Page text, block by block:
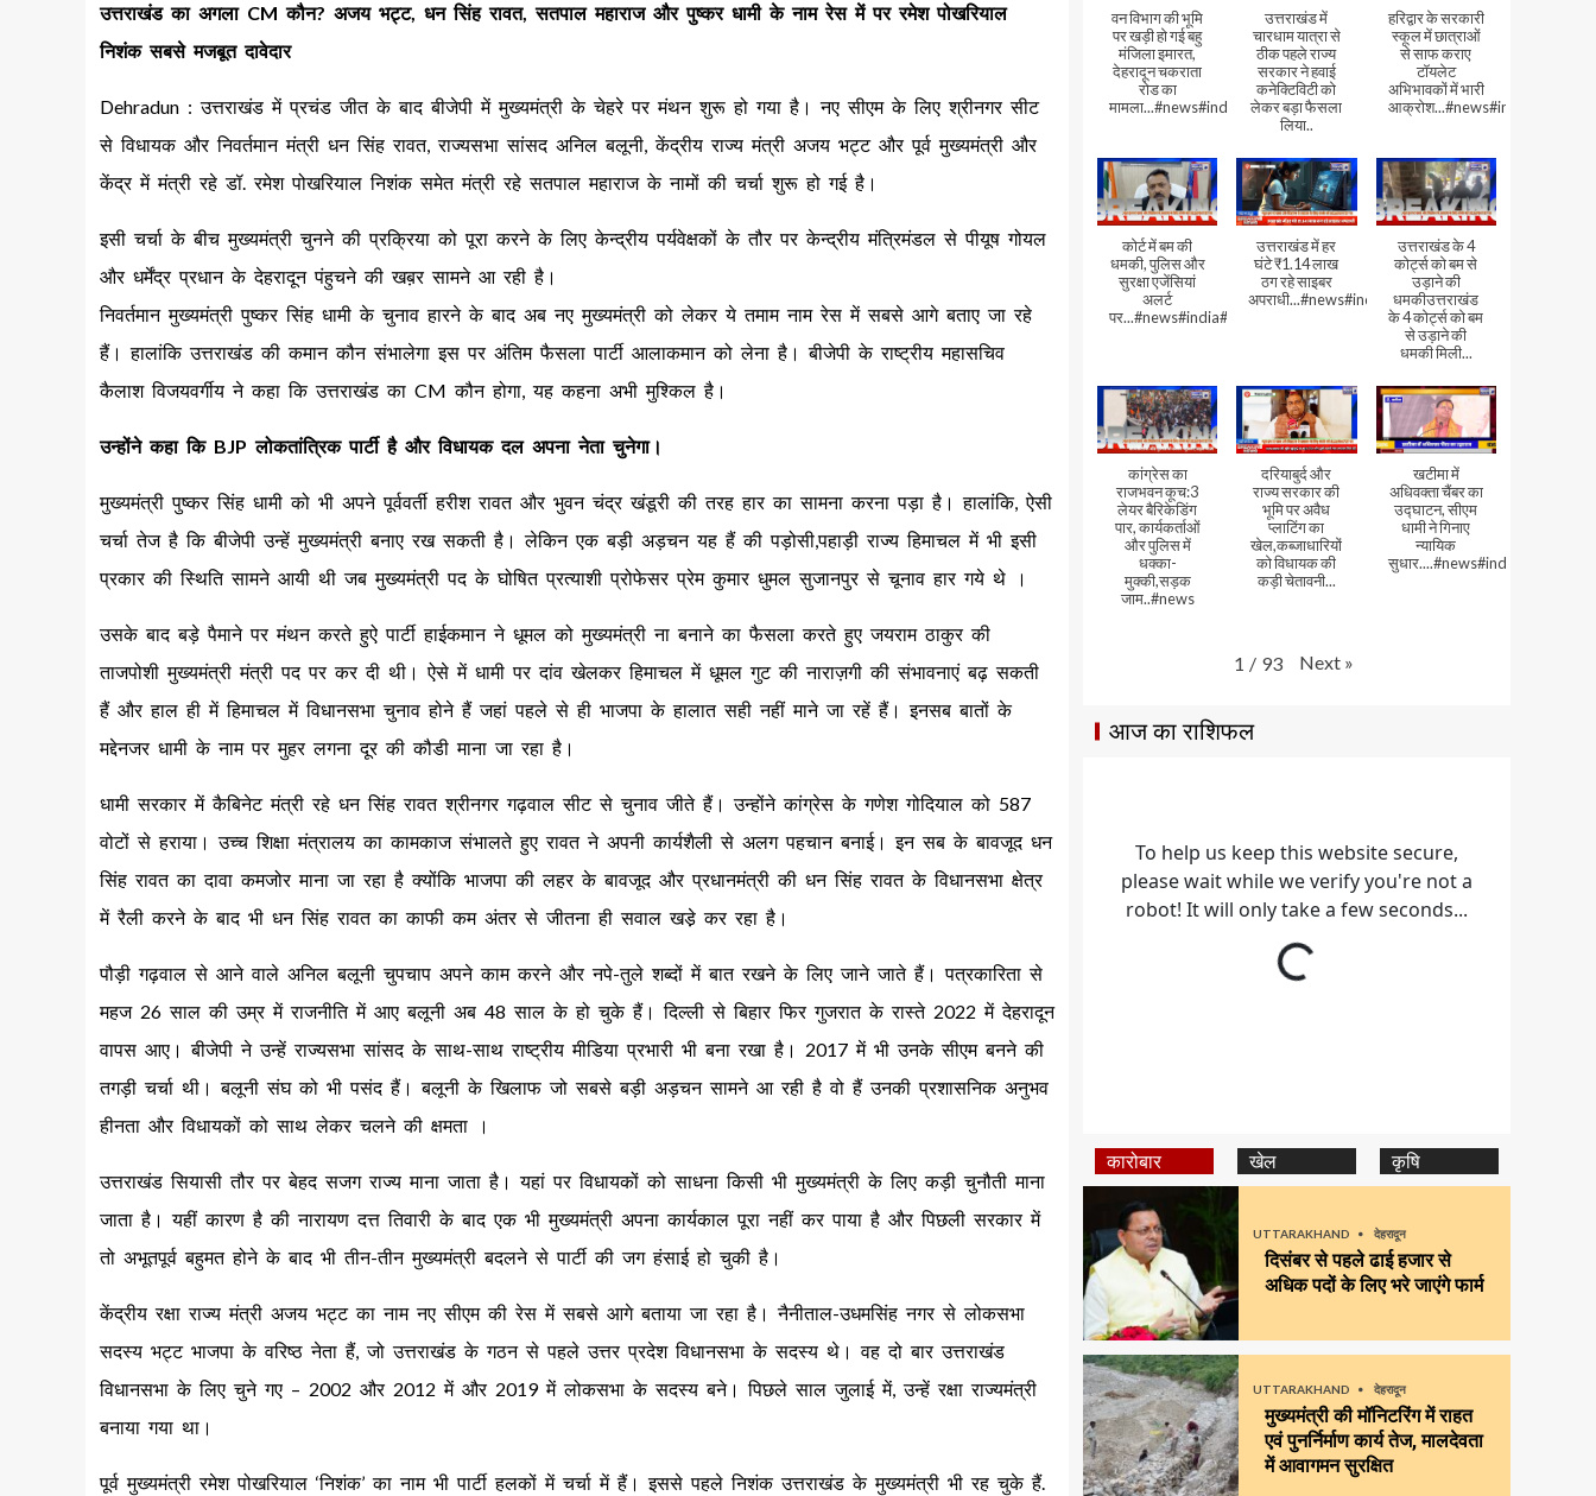
उत्तराखंड का अगला CM कौन? अजय भट्ट, धन सिंह रावत, सतपाल महाराज और पुष्कर धामी के नाम रेस में पर रमेश पोखरियाल
निशंक सबसे मजबूत दावेदार
Dehradun : उत्तराखंड में प्रचंड जीत के बाद बीजेपी में मुख्यमंत्री के चेहरे पर मंथन शुरू हो गया है। नए सीएम के लिए श्रीनगर सीट
से विधायक और निवर्तमान मंत्री धन सिंह रावत, राज्यसभा सांसद अनिल बलूनी, केंद्रीय राज्य मंत्री अजय भट्ट और पूर्व मुख्यमंत्री और
केंद्र में मंत्री रहे डॉ. रमेश पोखरियाल निशंक समेत मंत्री रहे सतपाल महाराज के नामों की चर्चा शुरू हो गई है।
इसी चर्चा के बीच मुख्यमंत्री चुनने की प्रक्रिया को पूरा करने के लिए केन्द्रीय पर्यवेक्षकों के तौर पर केन्द्रीय मंत्रिमंडल से पीयूष गोयल
और धर्मेंद्र प्रधान के देहरादून पंहुचने की खब़र सामने आ रही है।
निवर्तमान मुख्यमंत्री पुष्कर सिंह धामी के चुनाव हारने के बाद अब नए मुख्यमंत्री को लेकर ये तमाम नाम रेस में सबसे आगे बताए जा रहे
हैं। हालांकि उत्तराखंड की कमान कौन संभालेगा इस पर अंतिम फैसला पार्टी आलाकमान को लेना है। बीजेपी के राष्ट्रीय महासचिव
कैलाश विजयवर्गीय ने कहा कि उत्तराखंड का CM कौन होगा, यह कहना अभी मुश्किल है।
उन्होंने कहा कि BJP लोकतांत्रिक पार्टी है और विधायक दल अपना नेता चुनेगा।
मुख्यमंत्री पुष्कर सिंह धामी को भी अपने पूर्ववर्ती हरीश रावत और भुवन चंद्र खंडूरी की तरह हार का सामना करना पड़ा है। हालांकि, ऐसी
चर्चा तेज है कि बीजेपी उन्‍हें मुख्‍यमंत्री बनाए रख सकती है। लेकिन एक बड़ी अड़चन यह हैं की पड़ोसी,पहाड़ी राज्य हिमाचल में भी इसी
प्रकार की स्थिति सामने आयी थी जब मुख्यमंत्री पद के घोषित प्रत्याशी प्रोफेसर प्रेम कुमार धुमल सुजानपुर से चूनाव हार गये थे ।
उसके बाद बड़े पैमाने पर मंथन करते हुऐ पार्टी हाईकमान ने धूमल को मुख्यमंत्री ना बनाने का फैसला करते हुए जयराम ठाकुर की
ताजपोशी मुख्यमंत्री मंत्री पद पर कर दी थी। ऐसे में धामी पर दांव खेलकर हिमाचल में धूमल गुट की नाराज़गी की संभावनाएं बढ़ सकती
हैं और हाल ही में हिमाचल में विधानसभा चुनाव होने हैं जहां पहले से ही भाजपा के हालात सही नहीं माने जा रहें हैं। इन‌सब‌ बातों के
मद्देनजर धामी के नाम पर मुहर लगना दूर की कौडी माना जा रहा है।
धामी सरकार में कैबिनेट मंत्री रहे धन सिंह रावत श्रीनगर गढ़वाल सीट से चुनाव जीते हैं। उन्होंने कांग्रेस के गणेश गोदियाल को 587
वोटों से हराया। उच्च शिक्षा मंत्रालय का कामकाज संभालते हुए रावत ने अपनी कार्यशैली से अलग पहचान बनाई। इन सब के बावजूद धन
सिंह रावत का दावा कमजोर माना जा रहा है क्योंकि भाजपा की लहर के बावजूद और प्रधानमंत्री की धन सिंह रावत के विधानसभा क्षेत्र
में रैली करने के बाद भी धन सिंह रावत का काफी कम अंतर से जीतना ही सवाल खडे़ कर रहा है।
पौड़ी गढ़वाल से आने वाले अनिल बलूनी चुपचाप अपने काम करने और नपे-तुले शब्दों में बात रखने के लिए जाने जाते हैं। पत्रकारिता से
महज 26 साल की उम्र में राजनीति में आए बलूनी अब 48 साल के हो चुके हैं। दिल्ली से बिहार फिर गुजरात के रास्ते 2022 में देहरादून
वापस आए। बीजेपी ने उन्‍हें राज्‍यसभा सांसद के साथ-साथ राष्ट्रीय मीडिया प्रभारी भी बना रखा है। 2017 में भी उनके सीएम बनने की
तगड़ी चर्चा थी। बलूनी संघ को भी पसंद हैं। बलूनी के खिलाफ जो सबसे बड़ी अड़चन सामने आ रही है वो हैं उनकी प्रशासनिक अनुभव
हीनता और विधायकों को साथ लेकर चलने की क्षमता ।
उत्तराखंड सियासी तौर पर बेहद सजग राज्य माना जाता है। यहां पर विधायकों को साधना किसी भी मुख्यमंत्री के लिए कड़ी चुनौती माना
जाता है। यहीं कारण है की नारायण दत्त तिवारी के बाद एक भी मुख्यमंत्री अपना कार्यकाल पूरा नहीं कर पाया है और पिछली सरकार में
तो अभूतपूर्व बहुमत होने के बाद भी तीन-तीन मुख्यमंत्री बदलने से पार्टी की जग हंसाई हो चुकी है।
केंद्रीय रक्षा राज्य मंत्री अजय भट्ट का नाम नए सीएम की रेस में सबसे आगे बताया जा रहा है। नैनीताल-उधमसिंह नगर से लोकसभा
सदस्य भट्ट भाजपा के वरिष्ठ नेता हैं, जो उत्तराखंड के गठन से पहले उत्तर प्रदेश विधानसभा के सदस्य थे। वह दो बार उत्तराखंड
विधानसभा के लिए चुने गए – 2002 और 2012 में और 2019 में लोकसभा के सदस्य बने। पिछले साल जुलाई में, उन्हें रक्षा राज्यमंत्री
बनाया गया था।
पूर्व मुख्यमंत्री रमेश पोखरियाल ‘निशंक’ का नाम भी पार्टी हलकों में चर्चा में हैं। इससे पहले निशंक उत्तराखंड के मुख्यमंत्री भी रह चुके हैं.
वन विभाग की भूमि
पर खड़ी हो गई बहु
मंजिला इमारत,
देहरादून चकराता
रोड का
मामला...#news#india#video
उत्तराखंड में
चारधाम यात्रा से
ठीक पहले राज्य
सरकार ने हवाई
कनेक्टिविटी को
लेकर बड़ा फैसला
लिया..
हरिद्वार के सरकारी
स्कूल में छात्राओं
से साफ कराए
टॉयलेट
अभिभावकों में भारी
आक्रोश...#news#india
कोर्ट में बम की
धमकी, पुलिस और
सुरक्षा एजेंसियां
अलर्ट
पर...#news#india#video#viral
उत्तराखंड में हर
घंटे ₹1.14 लाख
ठग रहे साइबर
अपराधी...#news#india#video#viral
उत्तराखंड के 4
कोर्ट्स को बम से
उड़ाने की
धमकीउत्तराखंड
के 4 कोर्ट्स को बम
से उड़ाने की
धमकी मिली...
कांग्रेस का
राजभवन कूच:3
लेयर बैरिकेडिंग
पार, कार्यकर्ताओं
और पुलिस में
धक्का-
मुक्की,सड़क
जाम..#news
दरियाबुर्द और
राज्य सरकार की
भूमि पर अवैध
प्लाटिंग का
खेल,कब्जाधारियों
को विधायक की
कड़ी चेतावनी...
खटीमा में
अधिवक्ता चैंबर का
उद्घाटन, सीएम
धामी ने गिनाए
न्यायिक
सुधार....#news#india#video
1 / 93 Next »
आज का राशिफल
कारोबार खेल कृषि
UTTARAKHAND देहरादून
दिसंबर से पहले ढाई हजार से
अधिक पदों के लिए भरे जाएंगे फार्म
UTTARAKHAND देहरादून
मुख्यमंत्री की मॉनिटरिंग में राहत
एवं पुनर्निर्माण कार्य तेज, मालदेवता
में आवागमन सुरक्षित